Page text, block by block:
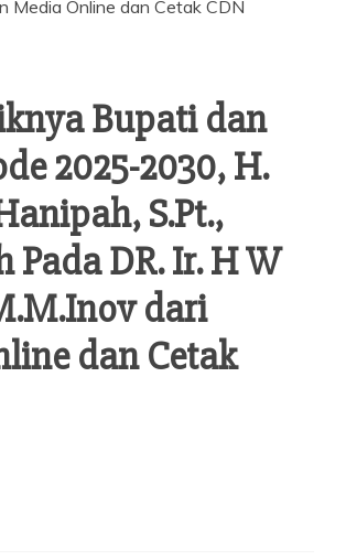
Bupati dan
2025-2030, H.
S.Pt.,
DR. Ir. H W
dari
dan Cetak